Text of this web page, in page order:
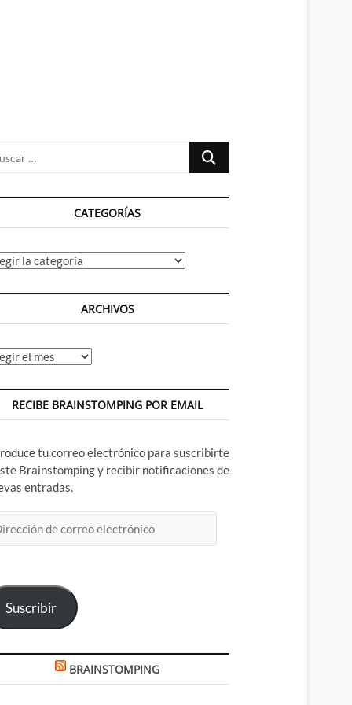
Buscar
CATEGORÍAS
ARCHIVOS
RECIBE BRAINSTOMPING POR EMAIL
tu correo electrónico para suscribirte
Brainstomping y recibir notificaciones de
entradas.
Suscribir
BRAINSTOMPING